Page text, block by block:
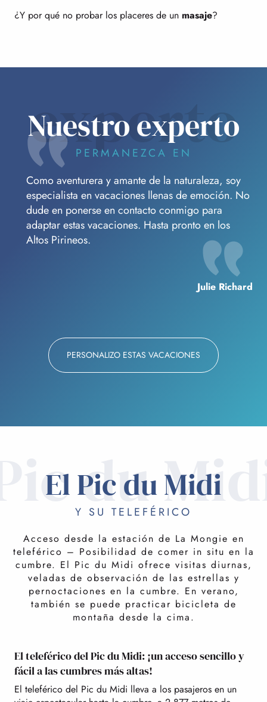
¿Y por qué no probar los placeres de un masaje?
experto
Nuestro experto
PERMANEZCA EN
Como aventurera y amante de la naturaleza, soy
especialista en vacaciones llenas de emoción. No
dude en ponerse en contacto conmigo para
adaptar estas vacaciones. Hasta pronto en los
Altos Pirineos.
Julie Richard
PERSONALIZO ESTAS VACACIONES
du
El Pic du Midi
Y SU TELEFÉRICO
Acceso desde la estación de La Mongie en
teleférico – Posibilidad de comer in situ en la
cumbre. El Pic du Midi ofrece visitas diurnas,
veladas de observación de las estrellas y
pernoctaciones en la cumbre. En verano,
también se puede practicar bicicleta de
montaña desde la cima.
El teleférico del Pic du Midi: ¡un acceso sencillo y
fácil a las cumbres más altas!
El teleférico del Pic du Midi lleva a los pasajeros en un